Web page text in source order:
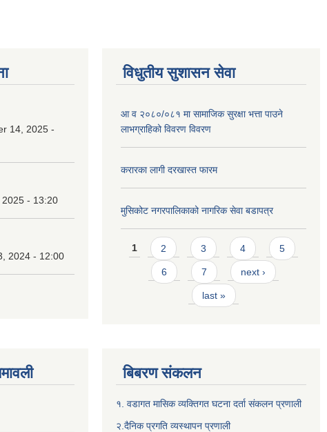
14, 2025 -
2025 - 13:20
2024 - 12:00
विधुतीय सुशासन सेवा
आ व २०८०/०८१ मा सामाजिक सुरक्षा भत्ता पाउने
लाभग्राहिको विवरण विवरण
करारका लागी दरखास्त फारम
मुसिकोट नगरपालिकाको नागरिक सेवा बडापत्र
Pages
1 2 3 4 5
6 7 next ›
last »
बिबरण संकलन
१. वडागत मासिक व्यक्तिगत घटना दर्ता संकलन प्रणाली
२.दैनिक प्रगति व्यस्थापन प्रणाली